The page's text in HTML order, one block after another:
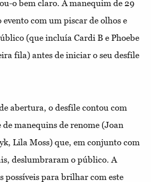
o bem claro. A manequim de 29
com um piscar de olhos e
(que incluía Cardi B e Phoebe
fila) antes de iniciar o seu desfile
abertura, o desfile contou com
manequins de renome (Joan
Lila Moss) que, em conjunto com
deslumbraram o público. A
possíveis para brilhar com este